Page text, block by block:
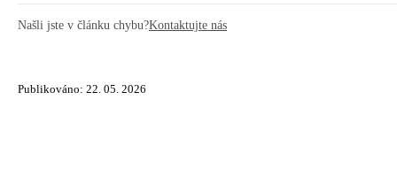
Našli jste v článku chybu?Kontaktujte nás
Publikováno: 22. 05. 2026